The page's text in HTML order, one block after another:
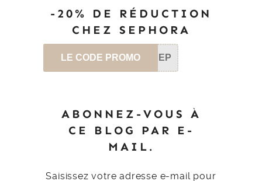
-20% DE RÉDUCTION
CHEZ SEPHORA
LE CODE PROMO SEP
ABONNEZ-VOUS À
CE BLOG PAR E-
MAIL.
Saisissez votre adresse e-mail pour